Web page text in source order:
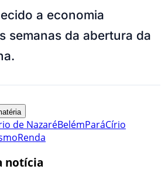
a economia
semanas da abertura da
de NazaréBelémParáCírio
Renda
notícia